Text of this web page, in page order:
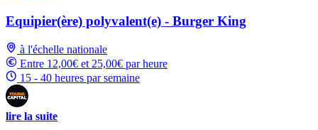
Equipier(ère) polyvalent(e) - Burger King
à l'échelle nationale
Entre 12,00€ et 25,00€ par heure
15 - 40 heures par semaine
lire la suite